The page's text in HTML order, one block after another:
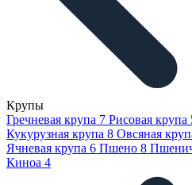
Крупы
Гречневая крупа 7 Рисовая крупа
Кукурузная крупа 8 Овсяная
Ячневая крупа 6 Пшено 8
Киноа 4